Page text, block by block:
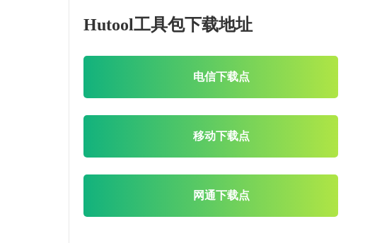
Hutool工具包下载地址
电信下载点
移动下载点
网通下载点